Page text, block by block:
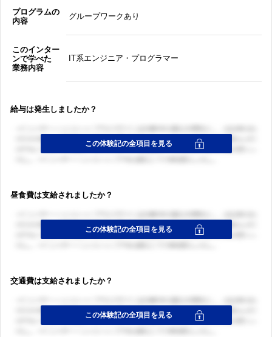
プログラムの
内容
グループワークあり
このインター
ンで学べた
業務内容
IT系エンジニア・プログラマー
給与は発生しましたか？
昼食費は支給されましたか？
交通費は支給されましたか？